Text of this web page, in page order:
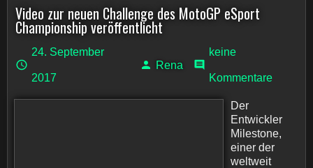
Video zur neuen Challenge des MotoGP eSport
Championship veröffentlicht
24. September
2017
Rena
keine
Kommentare
Der
Entwickler
Milestone,
einer der
weltweit